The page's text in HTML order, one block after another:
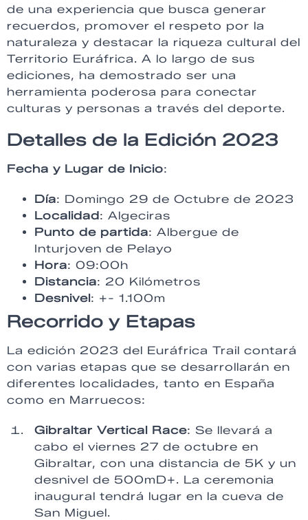
de una experiencia que busca generar
recuerdos, promover el respeto por la
naturaleza y destacar la riqueza cultural del
Territorio Euráfrica. A lo largo de sus
ediciones, ha demostrado ser una
herramienta poderosa para conectar
culturas y personas a través del deporte.
Detalles de la Edición 2023
Fecha y Lugar de Inicio:
Día: Domingo 29 de Octubre de 2023
Localidad: Algeciras
Punto de partida: Albergue de
Inturjoven de Pelayo
Hora: 09:00h
Distancia: 20 Kilómetros
Desnivel: +- 1.100m
Recorrido y Etapas
La edición 2023 del Euráfrica Trail contará
con varias etapas que se desarrollarán en
diferentes localidades, tanto en España
como en Marruecos:
Gibraltar Vertical Race: Se llevará a
cabo el viernes 27 de octubre en
Gibraltar, con una distancia de 5K y un
desnivel de 500mD+. La ceremonia
inaugural tendrá lugar en la cueva de
San Miguel.